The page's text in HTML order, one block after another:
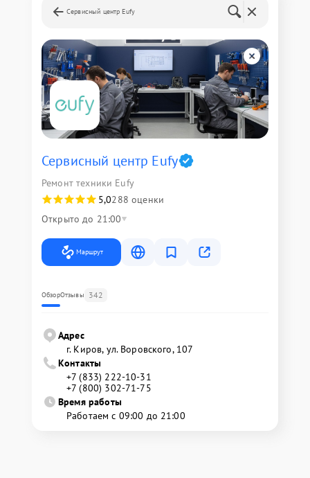
Сервисный центр Eufy
Сервисный центр Eufy
Ремонт техники Eufy
5,0288 оценки
Открыто до 21:00
Маршрут
ОбзорОтзывы 342
Адрес
г. Киров, ул. Воровского, 107
Контакты
+7 (833) 222-10-31
+7 (800) 302-71-75
Время работы
Работаем с 09:00 до 21:00